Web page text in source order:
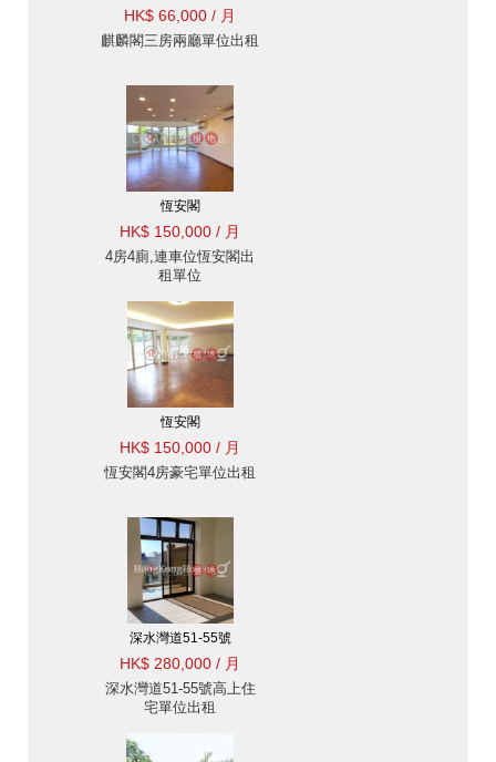
HK$ 66,000 / 月
麒麟閣三房兩廳單位出租
恆安閣
HK$ 150,000 / 月
4房4廁,連車位恆安閣出
租單位
恆安閣
HK$ 150,000 / 月
恆安閣4房豪宅單位出租
深水灣道51-55號
HK$ 280,000 / 月
深水灣道51-55號高上住
宅單位出租